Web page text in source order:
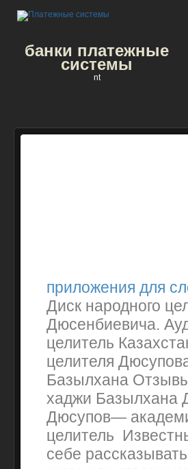
банки платежные
системы
nt
приложения для
Диск народного
Дюсенбиевича.
целитель
целителя
Базылхана
хаджи Базылхана
Дюсупов—
целитель
себе